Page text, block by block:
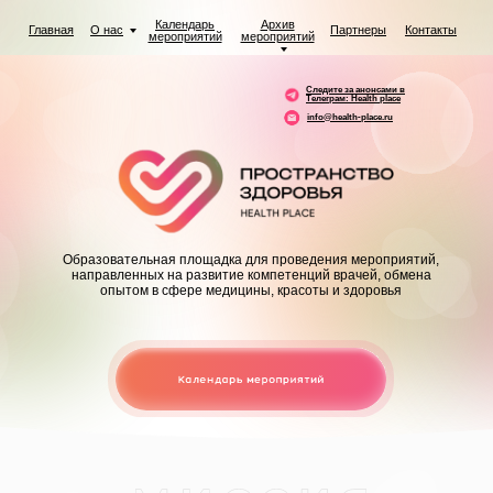
О нас
Главная
Архив
мероприятий
Календарь
мероприятий
Контакты
Партнеры
Образовательная площадка для проведения мероприятий,
направленных на развитие компетенций врачей, обмена
опытом в сфере медицины, красоты и здоровья
info@health-place.ru
Следите за анонсами в
Телеграм: Health place